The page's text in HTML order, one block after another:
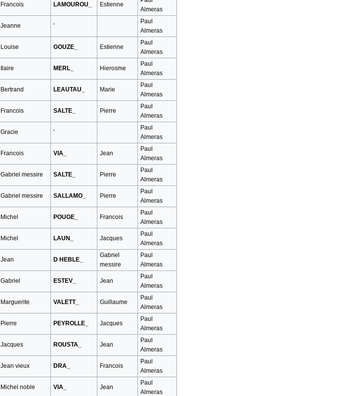
Francois LAMOUROU_ Estienne
Almeras
Jeanne '
Paul
Almeras
Louise GOUZE_ Estienne
Paul
Almeras
Ilaire MERL_ Hierosme
Paul
Almeras
Bertrand LEAUTAU_ Marie
Paul
Almeras
Francois SALTE_ Pierre
Paul
Almeras
Gracie '
Paul
Almeras
Francois VIA_ Jean
Paul
Almeras
Gabriel messire SALTE_ Pierre
Paul
Almeras
Gabriel messire SALLAMO_ Pierre
Paul
Almeras
Michel POUGE_ Francois
Paul
Almeras
Michel LAUN_ Jacques
Paul
Almeras
Jean D HEBLE_
Gabriel
messire
Paul
Almeras
Gabriel ESTEV_ Jean
Paul
Almeras
Marguerite VALETT_ Guillaume
Paul
Almeras
Pierre PEYROLLE_ Jacques
Paul
Almeras
Jacques ROUSTA_ Jean
Paul
Almeras
Jean vieux DRA_ Francois
Paul
Almeras
Michel noble VIA_ Jean
Paul
Almeras